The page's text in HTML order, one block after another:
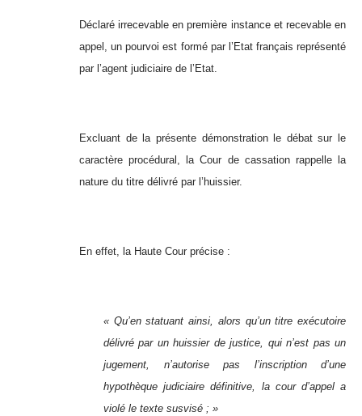
Déclaré irrecevable en première instance et recevable en
appel, un pourvoi est formé par l’Etat français représenté
par l’agent judiciaire de l’Etat.
Excluant de la présente démonstration le débat sur le
caractère procédural, la Cour de cassation rappelle la
nature du titre délivré par l’huissier.
En effet, la Haute Cour précise :
« Qu’en statuant ainsi, alors qu’un titre exécutoire
délivré par un huissier de justice, qui n’est pas un
jugement, n’autorise pas l’inscription d’une
hypothèque judiciaire définitive, la cour d’appel a
violé le texte susvisé ; »